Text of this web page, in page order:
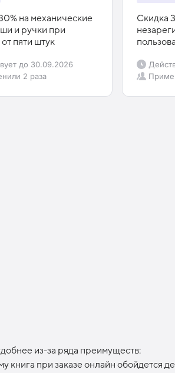
на механические
и ручки при
пяти штук
до 30.09.2026
2 раза
Скидка
из-за ряда преимуществ:
книга при заказе онлайн обойдется